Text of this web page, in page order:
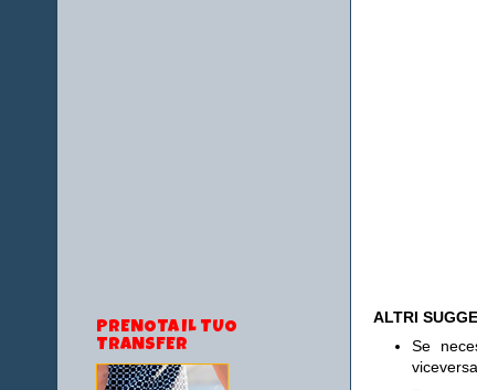
ALTRI
Se
PRENOTA IL TUO
TRANSFER